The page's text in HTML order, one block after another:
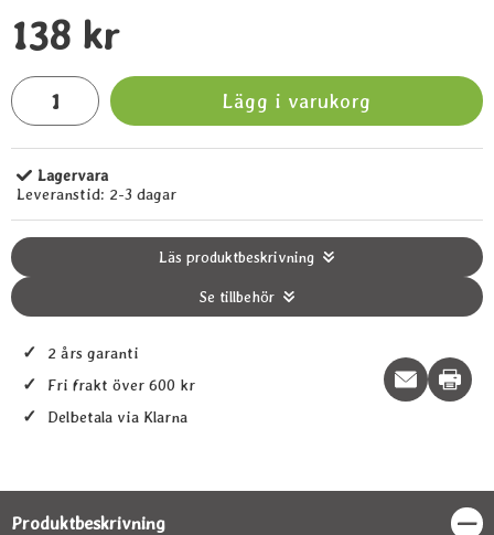
pris
138 kr
antal
Lägg i varukorg
Tillgänglighet:
Lagervara
Leveranstid: 2-3 dagar
Läs produktbeskrivning
Se tillbehör
✓ 2 års garanti
✓ Fri frakt över 600 kr
✓ Delbetala via Klarna
Print
Produktbeskrivning